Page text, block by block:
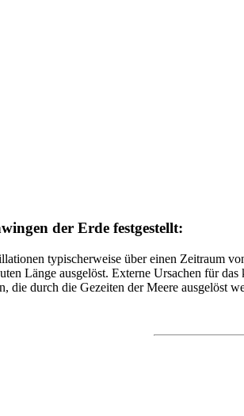
der Erde festgestellt:
typischerweise über einen Zeitraum
Länge ausgelöst. Externe Ursachen für
die durch die Gezeiten der Meere ausgelöst